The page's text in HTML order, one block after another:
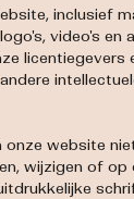
inclusief
video's en
licentiegevers
onze website
wijzigen of op